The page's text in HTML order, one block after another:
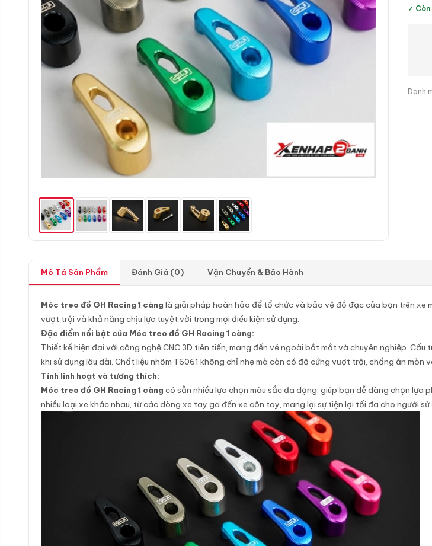
✓ Còn
Danh
Mô Tả Sản Phẩm Đánh Giá (0) Vận Chuyển & Bảo Hành
Móc treo đồ GH Racing 1 càng là giải pháp hoàn hảo để tổ chức và bảo vệ đồ đạc của bạn trên xe
vượt trội và khả năng chịu lực tuyệt vời trong mọi điều kiện sử dụng.
Đặc điểm nổi bật của Móc treo đồ GH Racing 1 càng:
Thiết kế hiện đại với công nghệ CNC 3D tiên tiến, mang đến vẻ ngoài bắt mắt và chuyên nghiệp.
khi sử dụng lâu dài. Chất liệu nhôm T6061 không chỉ nhẹ mà còn có độ cứng vượt trội, chống ăn
Tính linh hoạt và tương thích:
Móc treo đồ GH Racing 1 càng có sẵn nhiều lựa chọn màu sắc đa dạng, giúp bạn dễ dàng chọn
nhiều loại xe khác nhau, từ các dòng xe tay ga đến xe côn tay, mang lại sự tiện lợi tối đa cho người sử